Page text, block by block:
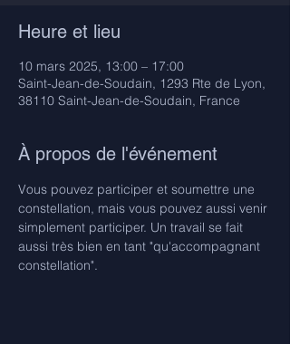
Heure et lieu
10 mars 2025, 13:00 – 17:00
Saint-Jean-de-Soudain, 1293 Rte de Lyon,
38110 Saint-Jean-de-Soudain, France
À propos de l'événement
Vous pouvez participer et soumettre une
constellation, mais vous pouvez aussi venir
simplement participer. Un travail se fait
aussi très bien en tant "qu'accompagnant
constellation".